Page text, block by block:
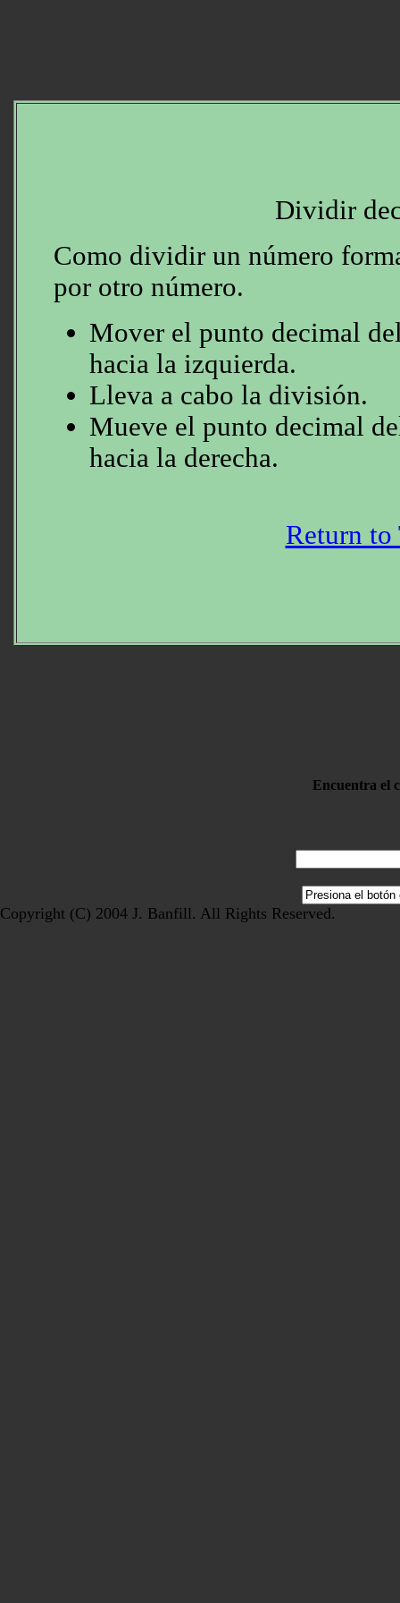
Dividir
Como dividir un número
por otro número.
Mover el punto decimal
hacia la izquierda.
Lleva a cabo la división.
Mueve el punto decimal
hacia la derecha.
Return to
Encuentra el
Copyright (C) 2004 J. Banfill. All Rights Reserved.